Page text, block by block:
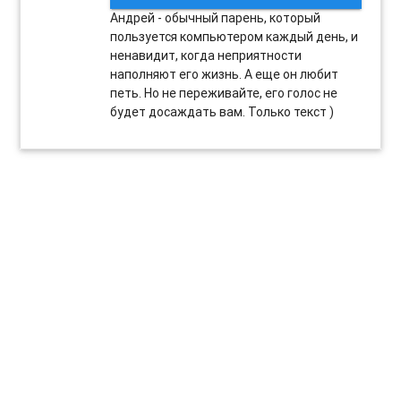
Андрей - обычный парень, который
пользуется компьютером каждый день, и
ненавидит, когда неприятности
наполняют его жизнь. А еще он любит
петь. Но не переживайте, его голос не
будет досаждать вам. Только текст )